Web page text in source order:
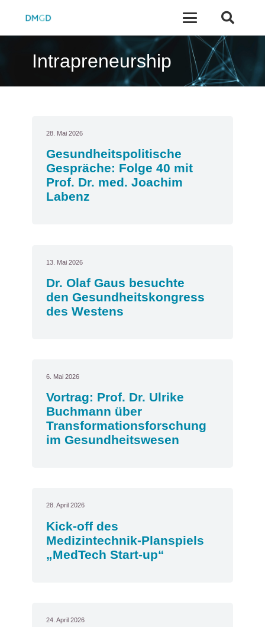
Intrapreneurship
28. Mai 2026
Gesundheitspolitische
Gespräche: Folge 40 mit
Prof. Dr. med. Joachim
Labenz
13. Mai 2026
Dr. Olaf Gaus besuchte
den Gesundheitskongress
des Westens
6. Mai 2026
Vortrag: Prof. Dr. Ulrike
Buchmann über
Transformationsforschung
im Gesundheitswesen
28. April 2026
Kick-off des
Medizintechnik-Planspiels
„MedTech Start-up“
24. April 2026